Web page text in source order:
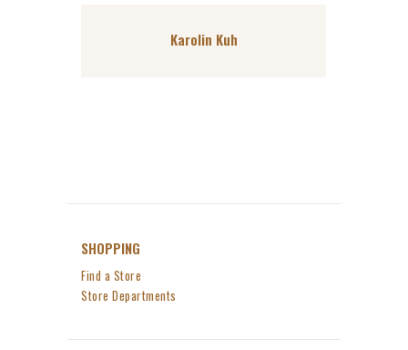
Karolin Kuh
SHOPPING
Find a Store
Store Departments